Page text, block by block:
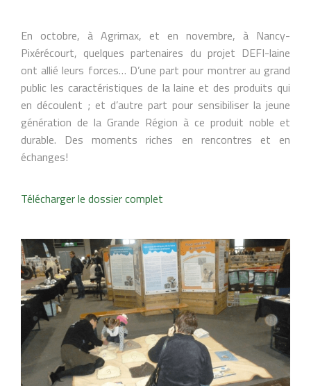
En octobre, à Agrimax, et en novembre, à Nancy-
Pixérécourt, quelques partenaires du projet DEFI-laine
ont allié leurs forces… D’une part pour montrer au grand
public les caractéristiques de la laine et des produits qui
en découlent ; et d’autre part pour sensibiliser la jeune
génération de la Grande Région à ce produit noble et
durable. Des moments riches en rencontres et en
échanges!
Télécharger le dossier complet